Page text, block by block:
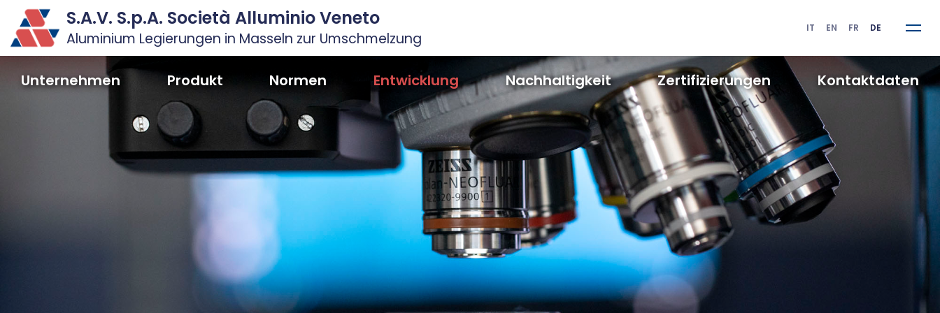
S.A.V. S.p.A. Società Alluminio Veneto
Aluminium Legierungen in Masseln zur Umschmelzung
IT EN FR DE
Unternehmen Produkt Normen Entwicklung Nachhaltigkeit Zertifizierungen Kontaktdaten